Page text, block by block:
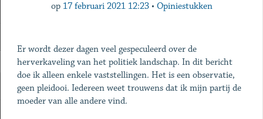
op 17 februari 2021 12:23 • Opiniestukken
Er wordt dezer dagen veel gespeculeerd over de
herverkaveling van het politiek landschap. In dit bericht
doe ik alleen enkele vaststellingen. Het is een observatie,
geen pleidooi. Iedereen weet trouwens dat ik mijn partij de
moeder van alle andere vind.